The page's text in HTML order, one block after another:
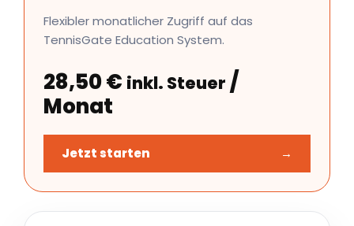
Flexibler monatlicher Zugriff auf das
TennisGate Education System.
28,50€ inkl. Steuer /
Monat
Jetzt starten →